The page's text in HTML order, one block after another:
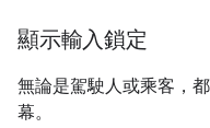
顯示輸入鎖定
無論是駕駛人或乘客，
幕。